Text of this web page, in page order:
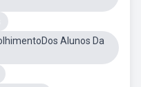
Alunos Da